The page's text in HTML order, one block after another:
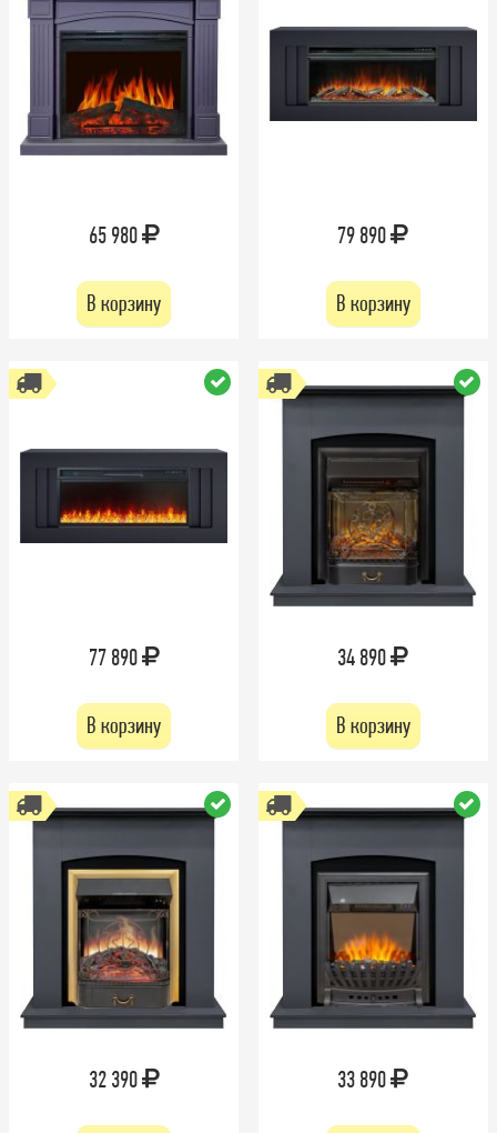
65 980
В корзину
79 890
В корзину
77 890
В корзину
34 890
В корзину
32 390 33 890